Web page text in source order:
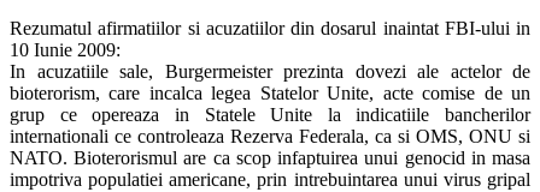
Rezumatul afirmatiilor si acuzatiilor din dosarul inaintat FBI-ului in
10 Iunie 2009:
In acuzatiile sale, Burgermeister prezinta dovezi ale actelor de
bioterorism, care incalca legea Statelor Unite, acte comise de un
grup ce opereaza in Statele Unite la indicatiile bancherilor
internationali ce controleaza Rezerva Federala, ca si OMS, ONU si
NATO. Bioterorismul are ca scop infaptuirea unui genocid in masa
impotriva populatiei americane, prin intrebuintarea unui virus gripal